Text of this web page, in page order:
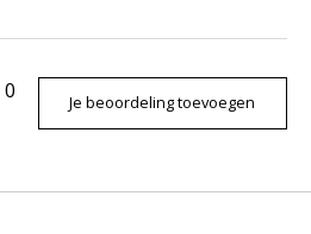
0
Je beoordeling toevoegen